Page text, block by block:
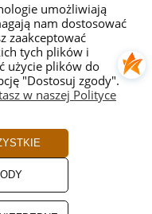
umożliwiają
nam dostosować
zaakceptować
tych plików i
użycie plików do
"Dostosuj zgody".
w naszej Polityce